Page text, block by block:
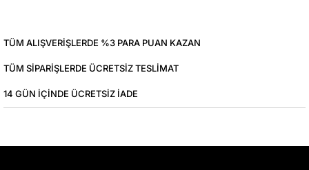
TÜM ALIŞVERIŞLERDE %3 PARA PUAN KAZAN
TÜM SIPARIŞLERDE ÜCRETSIZ TESLIMAT
14 GÜN IÇINDE ÜCRETSIZ IADE